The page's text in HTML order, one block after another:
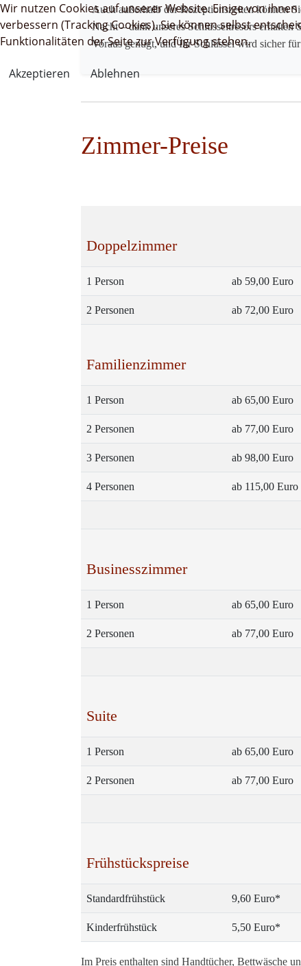
Auch außerhalb der Rezeptionszeiten können
Nacht – dank unseres Schlüsseltresors
Voraus genügt, und Ihr Schlüssel wird sicher
Zimmer-Preise
Doppelzimmer
1 Person ab 59,00 Euro
2 Personen ab 72,00 Euro
Familienzimmer
1 Person ab 65,00 Euro
2 Personen ab 77,00 Euro
3 Personen ab 98,00 Euro
4 Personen ab 115,00 Euro
Businesszimmer
1 Person ab 65,00 Euro
2 Personen ab 77,00 Euro
Suite
1 Person ab 65,00 Euro
2 Personen ab 77,00 Euro
Frühstückspreise
Standardfrühstück 9,60 Euro*
Kinderfrühstück 5,50 Euro*
Im Preis enthalten sind Handtücher, Bettwäsche
Wir nutzen Cookies auf unserer Website. Einige von
verbessern (Tracking Cookies). Sie können selbst
Funktionalitäten der Seite zur Verfügung stehen.
Akzeptieren
Ablehnen